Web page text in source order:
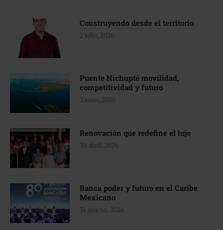
Construyendo desde el territorio
2 julio, 2026
Puente Nichupté movilidad,
competitividad y futuro
3 junio, 2026
Renovación que redefine el lujo
30 abril, 2026
Banca poder y futuro en el Caribe
Mexicano
31 marzo, 2026